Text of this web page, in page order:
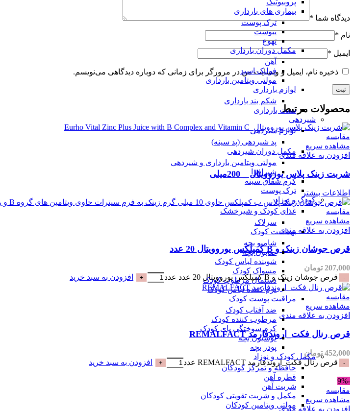
پروبیوتیک
بیماری های بارداری
ترک پوست
یبوست
تهوع
مکمل دوران بارداری
آهن
فولیک اسید
مولتی ویتامین بارداری
لوازم بارداری
شکم بند بارداری
تست بارداری
شیردهی
لوازم شیردهی
پد شیردهی (پد سینه)
مکمل دوران شیردهی
مولتی ویتامین بارداری و شیردهی
شیرافزا
کرم شقاق سینه
ترک پوست
کودک و نوزاد
غذای کودک و شیرخشک
سرلاک
بهداشت کودک
شامپو بچه
صابون بچه
شوینده لباس کودک
مسواک کودک
دستمال مرطوب کودک
نرم کننده لباس کودک
مراقبت پوست کودک
ضد آفتاب کودک
مرطوب کننده کودک
کرم سوختگی پای کودک
لوسیون بچه
پودر بچه
مکمل کودک و نوزاد
حافظه و تمرکز کودکان
قطره آهن
شربت آهن
مکمل و شربت تقویتی کودکان
مولتی ویتامین کودکان
دیدگاه شما *
نام *
ایمیل *
ذخیره نام، ایمیل و وبسایت من در مرورگر برای زمانی که دوباره دیدگاهی می‌نویسم.
محصولات مرتبط
مقایسه
مشاهده سریع
افزودن به علاقه مندی
شربت زینک پلاس یوروویتال _ 200میلی
اطلاعات بیشتر
مقایسه
مشاهده سریع
افزودن به علاقه مندی
قرص جوشان زینک و B کمپلکس یوروویتال 20 عدد
207,000 تومان
قرص جوشان زینک و B کمپلکس یوروویتال 20 عدد عدد
افزودن به سبد خرید
مقایسه
مشاهده سریع
افزودن به علاقه مندی
قرص رنال فکت_اروندفارمد REMALFACT
452,000 تومان
قرص رنال فکت_اروندفارمد REMALFACT عدد
افزودن به سبد خرید
-9%
مقایسه
مشاهده سریع
افزودن به علاقه مندی